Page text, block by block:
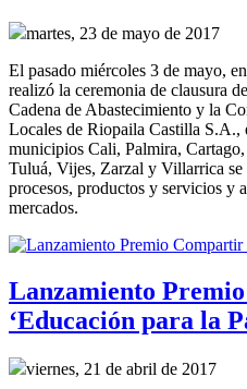
martes, 23 de mayo de 2017
El pasado miércoles 3 de mayo,
realizó la ceremonia de clausura
Cadena de Abastecimiento y la
Locales de Riopaila Castilla S.A.,
municipios Cali, Palmira,
Tuluá, Vijes, Zarzal y Villarrica
procesos, productos y servicios y
mercados.
Lanzamiento
‘Educación para la
viernes, 21 de abril de 2017